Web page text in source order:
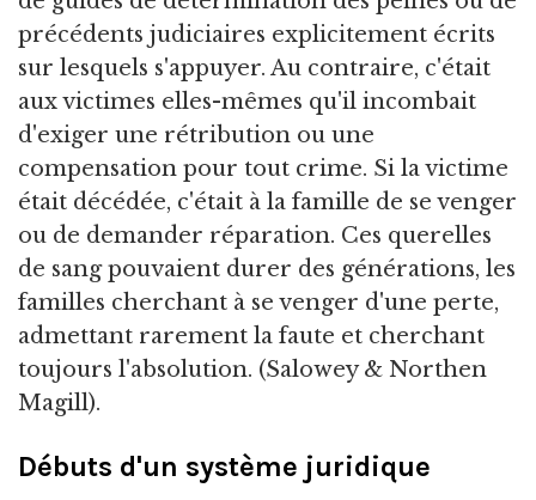
précédents judiciaires explicitement écrits
sur lesquels s'appuyer. Au contraire, c'était
aux victimes elles-mêmes qu'il incombait
d'exiger une rétribution ou une
compensation pour tout crime. Si la victime
était décédée, c'était à la famille de se venger
ou de demander réparation. Ces querelles
de sang pouvaient durer des générations, les
familles cherchant à se venger d'une perte,
admettant rarement la faute et cherchant
toujours l'absolution. (Salowey & Northen
Magill).
Débuts d'un système juridique